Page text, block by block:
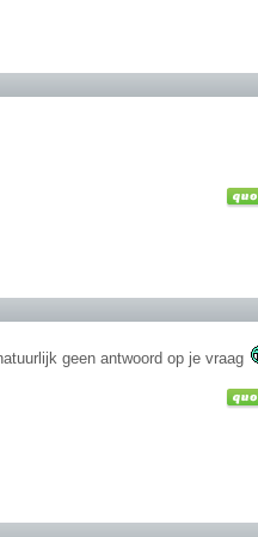
geen antwoord op je vraag